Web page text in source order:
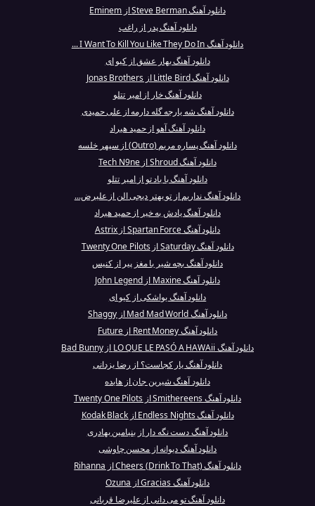
دانلود آهنگ Steve Berman از Eminem
دانلود آهنگ پدر از راغب
دانلود آهنگ I Want To Kill You Like They Do In ...
دانلود آهنگ بهار عشق از کیو ای
دانلود آهنگ Little Bird از Jonas Brothers
دانلود آهنگ خار از امیر تتلو
دانلود آهنگ شه یارجه گله دارمه از علی حمیدی
دانلود آهنگ آهو از حمید هیراد
دانلود آهنگ پساره مریم (Outro) از سپهر خلسه
دانلود آهنگ Shroud از Tech N9ne
دانلود آهنگ با یاد تو از امیر تتلو
دانلود آهنگ نداریم از تو بهتر دیجی الن از علیرض...
دانلود آهنگ یادش به خیر از حمید هیراد
دانلود آهنگ Spartan Force از Astrix
دانلود آهنگ Saturday از Twenty One Pilots
دانلود آهنگ بچه شیر با مغز پیر از کنیس
دانلود آهنگ Maxine از John Legend
دانلود آهنگ یواشکی از کیو ای
دانلود آهنگ Mad Mad World از Shaggy
دانلود آهنگ Rent Money از Future
دانلود آهنگ LO QUE LE PASÓ A HAWAii از Bad Bunny
دانلود آهنگ یار کجاست؟ از رضا یزدانی
دانلود آهنگ شیرین جان از هایده
دانلود آهنگ Smithereens از Twenty One Pilots
دانلود آهنگ Endless Nights از Kodak Black
دانلود آهنگ دست نگه دار از بنیامین بهادری
دانلود آهنگ دیوانه از محسن چاوشی
دانلود آهنگ Cheers (Drink To That) از Rihanna
دانلود آهنگ Gracias از Ozuna
دانلود آهنگ تو می‌ دانی از علیرضا قربانی